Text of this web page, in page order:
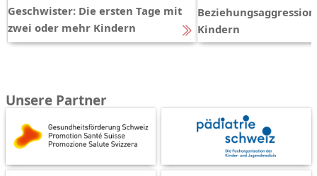
Geschwister: Die ersten Tage mit
zwei oder mehr Kindern
Kindern
Unsere Partner